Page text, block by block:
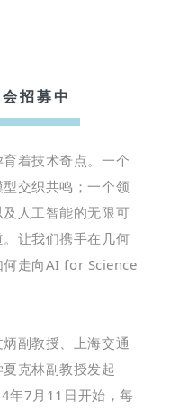
招募中
着技术奇点。一个
交织共鸣；一个领
人工智能的无限可
让我们携手在几何
何走向AI for Science
副教授、上海交通
克林副教授发起
年7月11日开始，每